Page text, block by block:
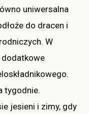
uniwersalna
do dracen i
W
tygodnie.
jesieni i zimy, gdy